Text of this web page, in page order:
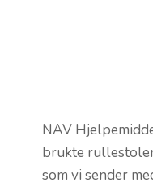
NAV
brukte
som vi sender